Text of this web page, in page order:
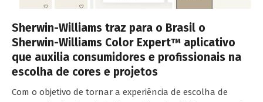
Sherwin-Williams traz para o Brasil o
Sherwin-Williams Color Expert™ aplicativo
que auxilia consumidores e profissionais na
escolha de cores e projetos
Com o objetivo de tornar a experiência de escolha de